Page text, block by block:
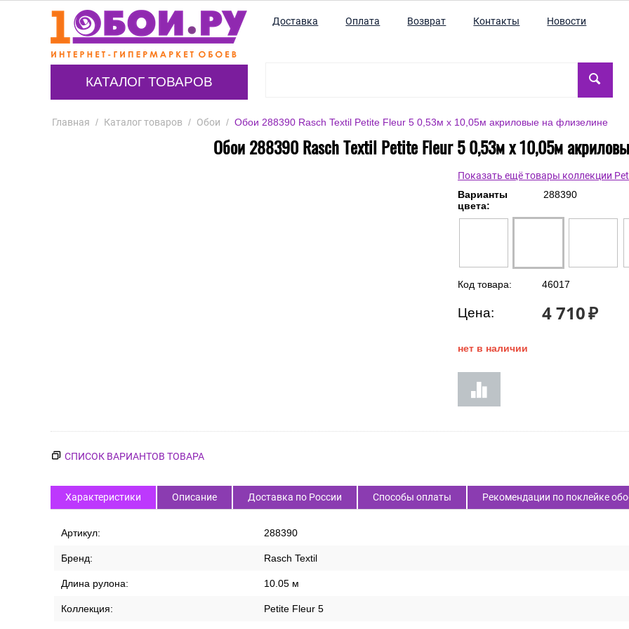
КАТАЛОГ ТОВАРОВ
Доставка Оплата Возврат Контакты Новости
Главная / Каталог товаров / Обои / Обои 288390 Rasch Textil Petite Fleur 5 0,53м x 10,05м акриловые на флизелине
Обои 288390 Rasch Textil Petite Fleur 5 0,53м x 10,05м
Показать ещё товары коллекции
Варианты
цвета:
288390
Код товара: 46017
Цена: 4 710₽
нет в наличии
СПИСОК ВАРИАНТОВ ТОВАРА
Характеристики Описание Доставка по России Способы оплаты Рекомендации по поклейке
Артикул: 288390
Бренд: Rasch Textil
Длина рулона: 10.05 м
Коллекция: Petite Fleur 5